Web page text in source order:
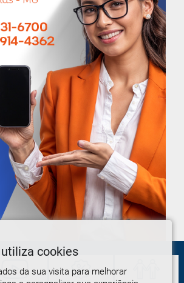
cookies
da sua visita para melhorar